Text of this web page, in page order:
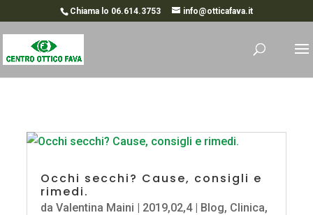
Chiama lo 06.614.3753 info@otticafava.it
Occhi secchi? Cause, consigli e
rimedi.
daValentina Maini | 2019,02,4| Blog, Clinica,